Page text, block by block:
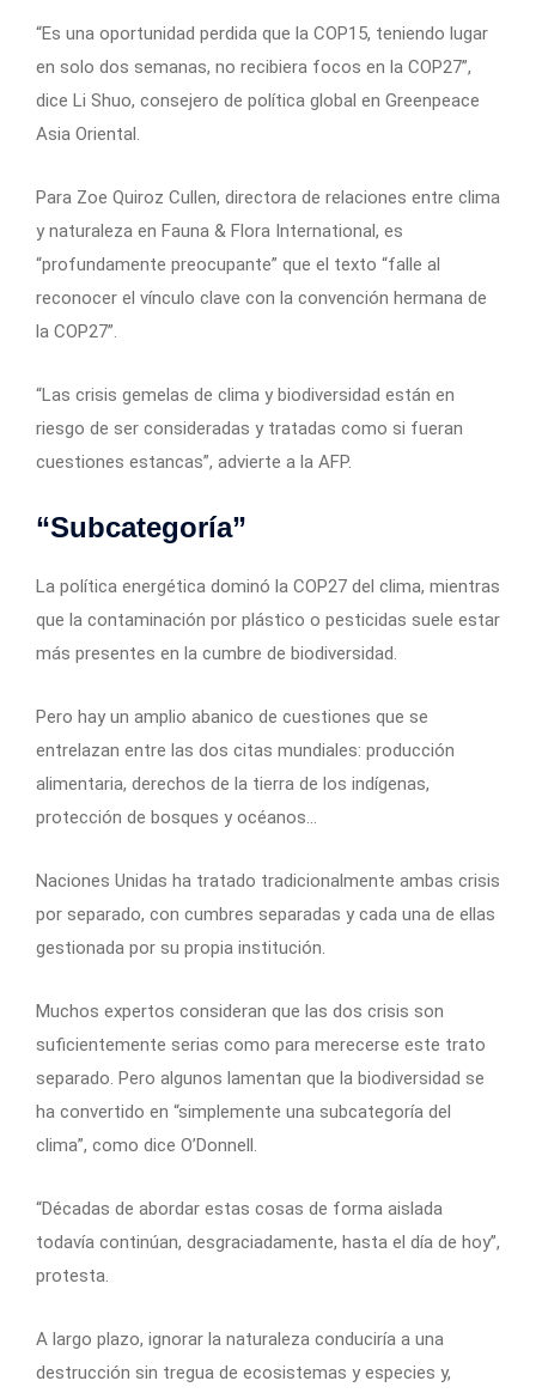
“Es una oportunidad perdida que la COP15, teniendo lugar
en solo dos semanas, no recibiera focos en la COP27”,
dice Li Shuo, consejero de política global en Greenpeace
Asia Oriental.
Para Zoe Quiroz Cullen, directora de relaciones entre clima
y naturaleza en Fauna & Flora International, es
“profundamente preocupante” que el texto “falle al
reconocer el vínculo clave con la convención hermana de
la COP27”.
“Las crisis gemelas de clima y biodiversidad están en
riesgo de ser consideradas y tratadas como si fueran
cuestiones estancas”, advierte a la AFP.
“Subcategoría”
La política energética dominó la COP27 del clima, mientras
que la contaminación por plástico o pesticidas suele estar
más presentes en la cumbre de biodiversidad.
Pero hay un amplio abanico de cuestiones que se
entrelazan entre las dos citas mundiales: producción
alimentaria, derechos de la tierra de los indígenas,
protección de bosques y océanos…
Naciones Unidas ha tratado tradicionalmente ambas crisis
por separado, con cumbres separadas y cada una de ellas
gestionada por su propia institución.
Muchos expertos consideran que las dos crisis son
suficientemente serias como para merecerse este trato
separado. Pero algunos lamentan que la biodiversidad se
ha convertido en “simplemente una subcategoría del
clima”, como dice O’Donnell.
“Décadas de abordar estas cosas de forma aislada
todavía continúan, desgraciadamente, hasta el día de hoy”,
protesta.
A largo plazo, ignorar la naturaleza conduciría a una
destrucción sin tregua de ecosistemas y especies y,